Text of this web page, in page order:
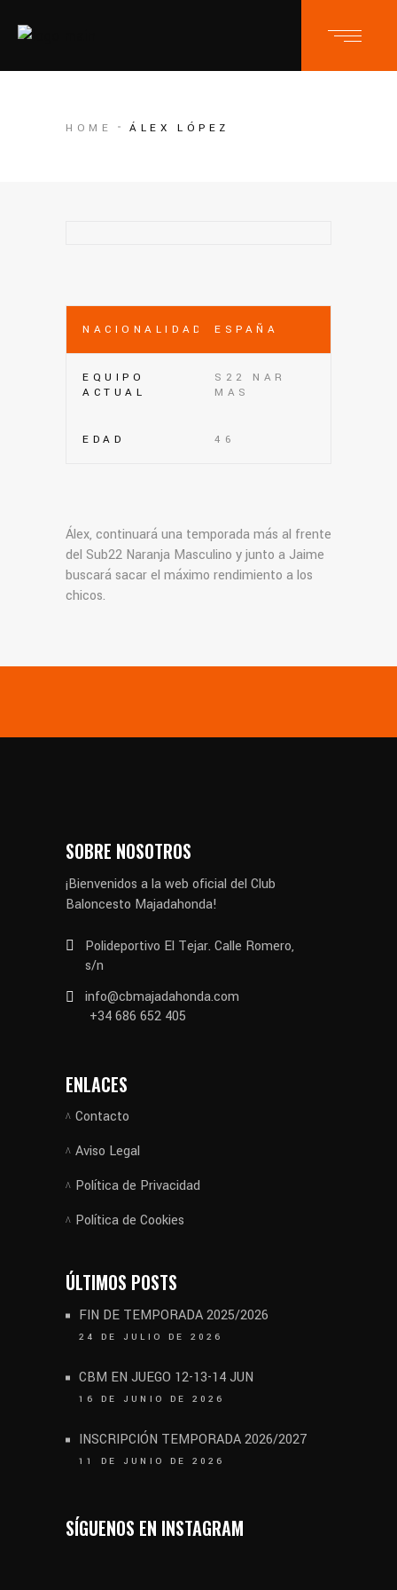
HOME ÁLEX LÓPEZ
NACIONALIDAD ESPAÑA
EQUIPO
ACTUAL
S22 NAR
MAS
EDAD 46
Álex, continuará una temporada más al frente
del Sub22 Naranja Masculino y junto a Jaime
buscará sacar el máximo rendimiento a los
chicos.
SOBRE NOSOTROS
¡Bienvenidos a la web oficial del Club
Baloncesto Majadahonda!
Polideportivo El Tejar. Calle Romero,
s/n
info@cbmajadahonda.com
+34 686 652 405
ENLACES
Contacto
Aviso Legal
Política de Privacidad
Política de Cookies
ÚLTIMOS POSTS
FIN DE TEMPORADA 2025/2026
24 DE JULIO DE 2026
CBM EN JUEGO 12-13-14 JUN
16 DE JUNIO DE 2026
INSCRIPCIÓN TEMPORADA 2026/2027
11 DE JUNIO DE 2026
SÍGUENOS EN INSTAGRAM